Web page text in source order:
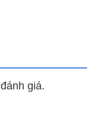
tĩnh, độ ồn
giá.